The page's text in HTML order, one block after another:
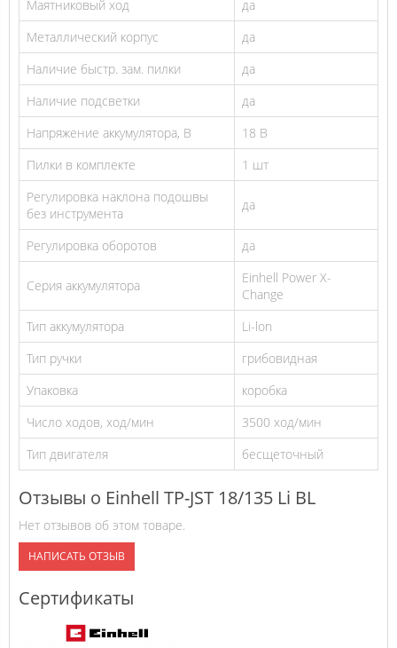
Маятниковый ход
да
Металлический корпус
да
Наличие быстр. зам. пилки
да
Наличие подсветки
да
Напряжение аккумулятора, В
18 В
Пилки в комплекте
1 шт
Регулировка наклона подошвы
без инструмента
да
Регулировка оборотов да
Серия аккумулятора
Einhell Power X-
Change
Тип аккумулятора
Li-lon
Тип ручки
грибовидная
Упаковка
коробка
Число ходов, ход/мин
3500 ход/мин
Тип двигателя
бесщеточный
Отзывы о Einhell TP-JST 18/135 Li BL
Нет отзывов об этом товаре.
НАПИСАТЬ ОТЗЫВ
Сертификаты